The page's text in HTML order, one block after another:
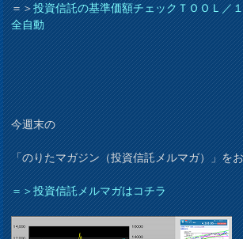
＝＞投資信託の基準価額チェックＴＯＯＬ／
全自動
今週末の
「のりたマガジン（投資信託メルマガ）」を
＝＞投資信託メルマガはコチラ